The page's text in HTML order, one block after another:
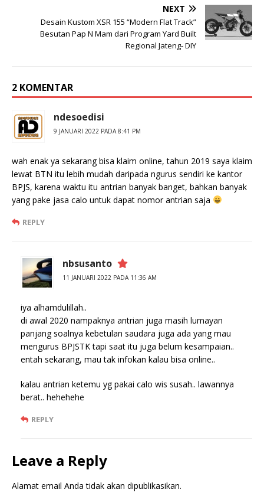
NEXT
Desain Kustom XSR 155 “Modern Flat Track”
Besutan Pap N Mam dari Program Yard Built
Regional Jateng- DIY
2 KOMENTAR
ndesoedisi
9 JANUARI 2022 PADA 8:41 PM
wah enak ya sekarang bisa klaim online, tahun 2019 saya klaim
lewat BTN itu lebih mudah daripada ngurus sendiri ke kantor
BPJS, karena waktu itu antrian banyak banget, bahkan banyak
yang pake jasa calo untuk dapat nomor antrian saja
REPLY
nbsusanto
11 JANUARI 2022 PADA 11:36 AM
iya alhamdulillah..
di awal 2020 nampaknya antrian juga masih lumayan
panjang soalnya kebetulan saudara juga ada yang mau
mengurus BPJSTK tapi saat itu juga belum kesampaian..
entah sekarang, mau tak infokan kalau bisa online..
kalau antrian ketemu yg pakai calo wis susah.. lawannya
berat.. hehehehe
REPLY
Leave a Reply
Alamat email Anda tidak akan dipublikasikan.